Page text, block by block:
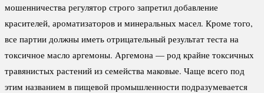
мошенничества регулятор строго запретил добавление
красителей, ароматизаторов и минеральных масел. Кроме того,
все партии должны иметь отрицательный результат теста на
токсичное масло аргемоны. Аргемона — род крайне токсичных
травянистых растений из семейства маковые. Чаще всего под
этим названием в пищевой промышленности подразумевается